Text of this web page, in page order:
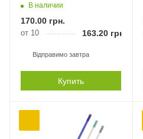
В наличии
170.00 грн.
от 10 163.20 грн.
Відправимо завтра
Купить